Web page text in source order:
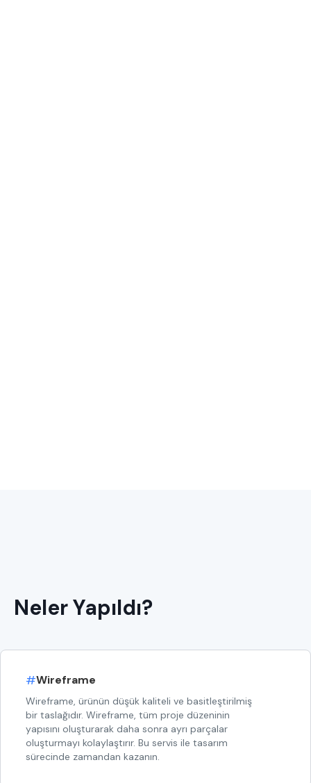
Neler Yapıldı?
#Wireframe
Wireframe, ürünün düşük kaliteli ve basitleştirilmiş
bir taslağıdır. Wireframe, tüm proje düzeninin
yapısını oluşturarak daha sonra ayrı parçalar
oluşturmayı kolaylaştırır. Bu servis ile tasarım
sürecinde zamandan kazanın.